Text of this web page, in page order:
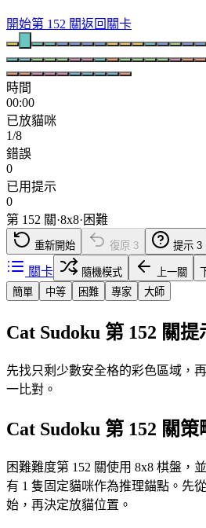
開始第 152 關返回關卡
時間
00:00
已放貓咪
1/8
錯誤
0
已用提示
0
第 152 關·8x8· 困難
重新開始 復原 3 提示 3
關卡 隨機模式 上一關
簡單
中等 困難 專家 大師
Cat Sudoku 第 152 關提
先找只剩少數安全格的彩色區域，
一比對。
Cat Sudoku 第 152 關策
困難難度第 152 關使用 8x8 棋盤，
有 1 隻固定貓咪作為推理錨點。先
始，再決定放貓位置。